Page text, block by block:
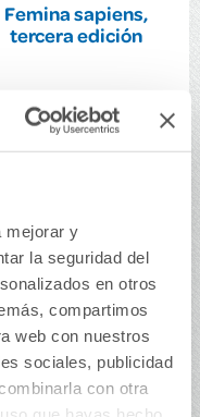
mejorar y
la seguridad del
en otros
compartimos
web con nuestros
sociales, publicidad
con otra
Femina sapiens,
tercera edición
Comprar